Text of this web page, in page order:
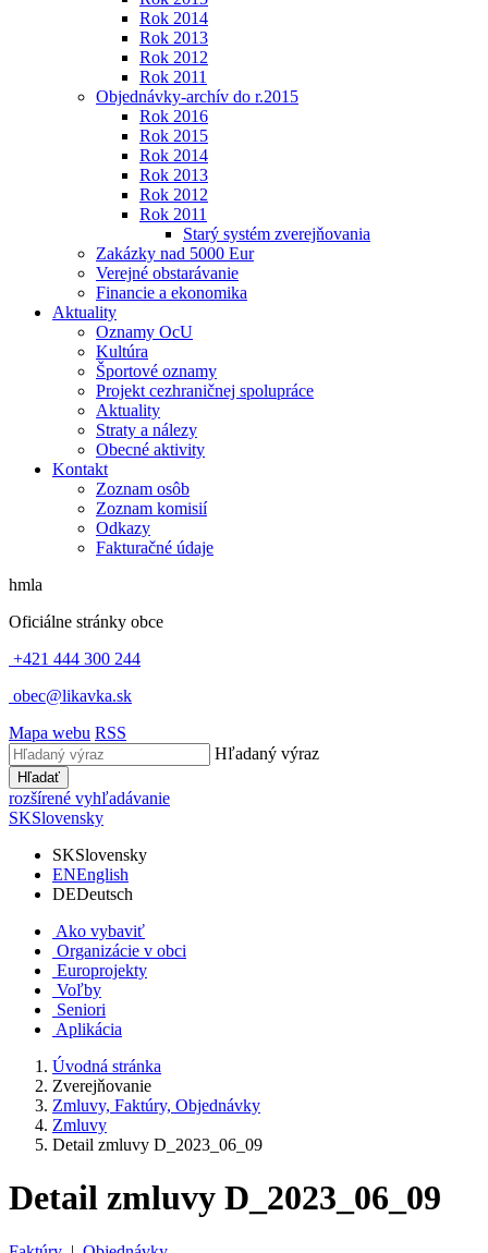
Rok 2014
Rok 2013
Rok 2012
Rok 2011
Objednávky-archív do r.2015
Rok 2016
Rok 2015
Rok 2014
Rok 2013
Rok 2012
Rok 2011
Starý systém zverejňovania
Zakázky nad 5000 Eur
Verejné obstarávanie
Financie a ekonomika
Aktuality
Oznamy OcU
Kultúra
Športové oznamy
Projekt cezhraničnej spolupráce
Aktuality
Straty a nálezy
Obecné aktivity
Kontakt
Zoznam osôb
Zoznam komisií
Odkazy
Fakturačné údaje
hmla
Oficiálne stránky obce
+421 444 300 244
obec@likavka.sk
Mapa webu RSS
Hľadaný výraz
Hľadať
rozšírené vyhľadávanie
SKSlovensky
SKSlovensky
ENEnglish
DEDeutsch
Ako vybaviť
Organizácie v obci
Europrojekty
Voľby
Seniori
Aplikácia
Úvodná stránka
Zverejňovanie
Zmluvy, Faktúry, Objednávky
Zmluvy
Detail zmluvy D_2023_06_09
Detail zmluvy D_2023_06_09